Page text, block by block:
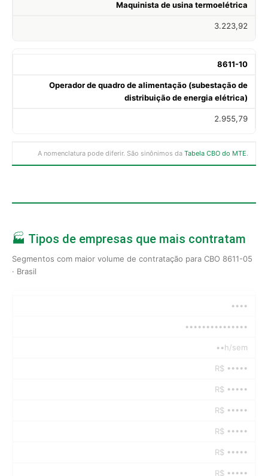
Maquinista de usina termoelétrica
3.223,92
8611-10
Operador de quadro de alimentação (subestação de
distribuição de energia elétrica)
2.955,79
A nomenclatura pode diferir. São sinônimos da Tabela CBO do MTE.
🏭 Tipos de empresas que mais contratam
Segmentos com maior volume de contratação para CBO 8611-05
· Brasil
••••
•••••••••••••••
••h/sem
R$ •••••
R$ •••••
R$ •••••
R$ •••••
R$ •••••
R$ •••••